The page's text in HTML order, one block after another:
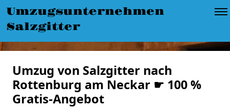
Umzugsunternehmen
Salzgitter
Umzug von Salzgitter nach
Rottenburg am Neckar ☛ 100 %
Gratis-Angebot